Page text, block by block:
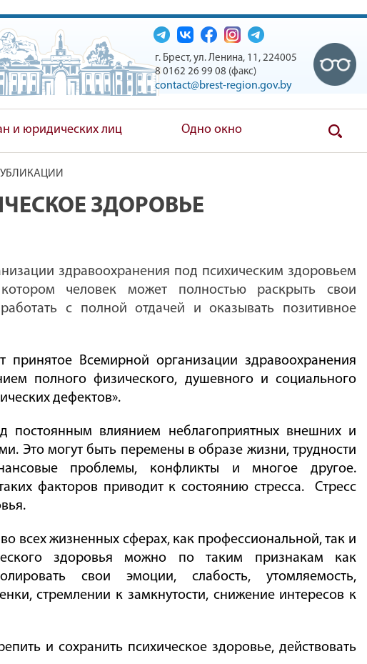
г. Брест, ул. Ленина, 11, 224005
8 0162 26 99 08 (факс)
contact@brest-region.gov.by
и юридических лиц Одно окно
ЗДОРОВЬЕ
здравоохранения под психическим здоровьем
человек может полностью раскрыть свои
с полной отдачей и оказывать позитивное
принятое Всемирной организации здравоохранения
полного физического, душевного и социального
дефектов».
постоянным влиянием неблагоприятных внешних и
Это могут быть перемены в образе жизни, трудности
проблемы, конфликты и многое другое.
факторов приводит к состоянию стресса.
Стресс
всех жизненных сферах, как профессиональной, так и
здоровья можно по таким признакам как
свои эмоции, слабость, утомляемость,
стремлении к замкнутости, снижение интересов к
и сохранить психическое здоровье, действовать